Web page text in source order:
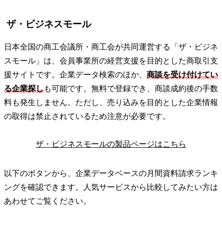
ザ・ビジネスモール
日本全国の商工会議所・商工会が共同運営する「ザ・ビジネ
スモール」は、会員事業所の経営支援を目的とした商取引支
援サイトです。企業データ検索のほか、 商談を受け付けてい
る企業探しも可能です。無料で登録でき、商談成約後の手数
料も発生しません。ただし、売り込みを目的とした企業情報
の取得は禁止されているため注意が必要です。
ザ・ビジネスモールの製品ページはこちら
以下のボタンから、企業データベースの月間資料請求ランキ
ングを確認できます。人気サービスから比較してみたい方は
あわせてご覧ください。